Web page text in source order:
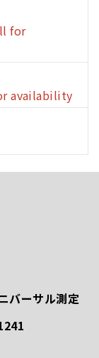
for
availability
バーサル測定